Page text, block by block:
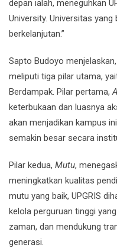
depan ialah, meneguhkan
University. Universitas
berkelanjutan.”
Sapto Budoyo
meliputi tiga pilar utama,
Berdampak. Pilar pertama,
keterbukaan dan luasnya
akan menjadikan kampus
semakin besar secara
Pilar kedua, Mutu,
meningkatkan kualitas
mutu yang baik, UPGRIS
kelola perguruan tinggi
zaman, dan mendukung
generasi.